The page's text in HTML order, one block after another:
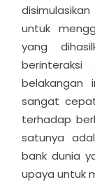
untuk
yang
berinteraksi
belakangan
sangat
terhadap
satunya
bank dunia
upaya untuk